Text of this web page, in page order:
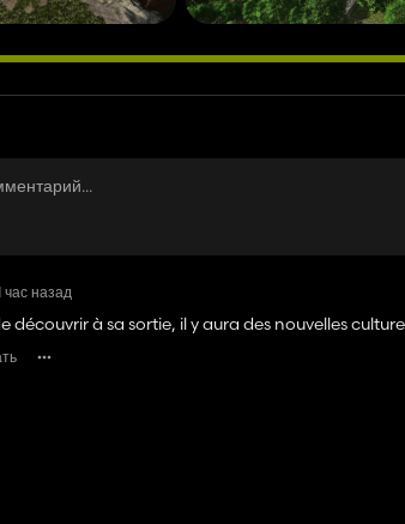
час назад
découvrir à sa sortie, il y aura des nouvelles